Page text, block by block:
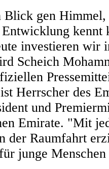
gen Himmel,
kennt
investieren wir
Scheich
Herrscher des
und
Emirate. "Mit
der Raumfahrt
junge